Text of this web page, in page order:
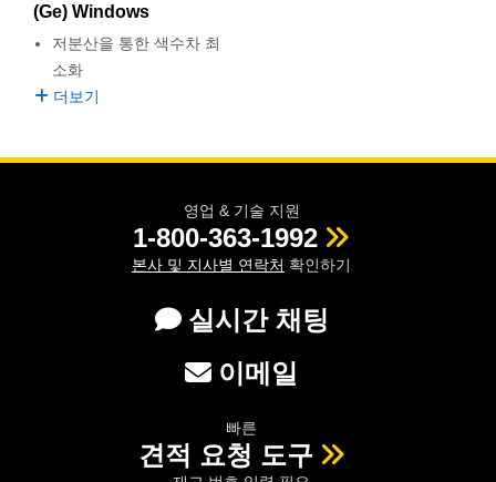
(Ge) Windows
저분산을 통한 색수차 최
소화
더보기
영업 & 기술 지원
1-800-363-1992
본사 및 지사별 연락처 확인하기
실시간 채팅
이메일
빠른
견적 요청 도구